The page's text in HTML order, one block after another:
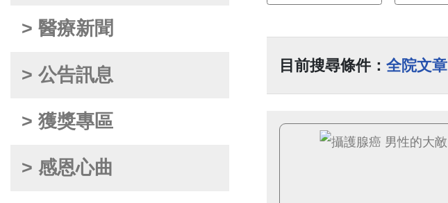
> 醫療新聞
> 公告訊息
> 獲獎專區
> 感恩心曲
目前搜尋條件： 全院文章